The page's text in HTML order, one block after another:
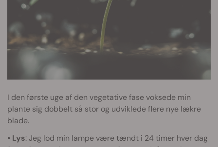
I den første uge af den vegetative fase voksede min
plante sig dobbelt så stor og udviklede flere nye lækre
blade.
• Lys: Jeg lod min lampe være tændt i 24 timer hver dag